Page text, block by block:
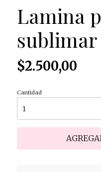
Lamina
sublimar
$2.500,00
Cantidad